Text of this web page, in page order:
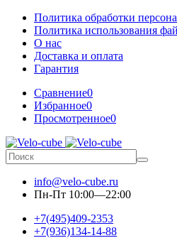
Политика обработки
Политика использования
О нас
Доставка и оплата
Гарантия
Сравнение0
Избранное0
Просмотренное0
info@velo-cube.ru
Пн-Пт 10:00—22:00
+7(495)409-2353
+7(936)134-14-88